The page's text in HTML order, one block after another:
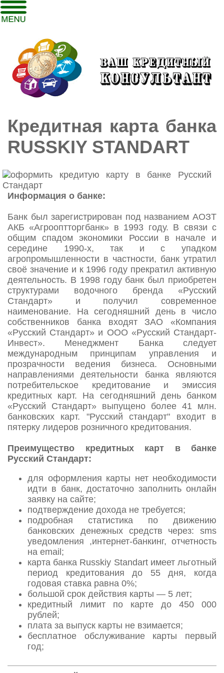
Кредитная карта банка
RUSSKIY STANDART
Информация о банке:
Банк был зарегистрирован под названием АОЗТ
АКБ «Агрооптторгбанк» в 1993 году. В связи с
общим спадом экономики России в начале и
середине 1990-х, так и с упадком
агропромышленности в частности, банк утратил
своё значение и к 1996 году прекратил активную
деятельность. В 1998 году банк был приобретен
структурами водочного бренда «Русский
Стандарт» и получил современное
наименование. На сегодняшний день в число
собственников банка входят ЗАО «Компания
«Русский Стандарт» и ООО «Русский Стандарт-
Инвест». Менеджмент Банка следует
международным принципам управления и
прозрачности ведения бизнеса. Основными
направлениями деятельности банка являются
потребительское кредитование и эмиссия
кредитных карт. На сегодняшний день банком
«Русский Стандарт» выпущено более 41 млн.
банковских карт. "Русский стандарт" входит в
пятерку лидеров розничного кредитования.
Преимущество кредитных карт в банке
Русский Стандарт:
для оформления карты нет необходимости
идти в банк, достаточно заполнить онлайн
заявку на сайте;
подтверждение дохода не требуется;
подробная статистика по движению
банковских денежных средств через: sms
уведомления ,интернет-банкинг, отчетность
на email;
карта банка Russkiy Standart имеет льготный
период кредитования до 55 дня, когда
годовая ставка равна 0%;
большой срок действия карты — 5 лет;
кредитный лимит по карте до 450 000
рублей;
плата за выпуск карты не взимается;
бесплатное обслуживание карты первый
год;